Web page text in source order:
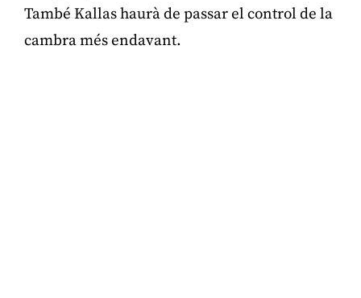
També Kallas haurà de passar el control de la
cambra més endavant.